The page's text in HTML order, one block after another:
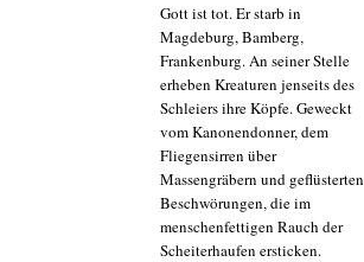
Gott ist tot. Er starb in
Magdeburg, Bamberg,
Frankenburg. An seiner Stelle
erheben Kreaturen jenseits des
Schleiers ihre Köpfe. Geweckt
vom Kanonendonner, dem
Fliegensirren über
Massengräbern und geflüsterten
Beschwörungen, die im
menschenfettigen Rauch der
Scheiterhaufen ersticken.